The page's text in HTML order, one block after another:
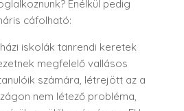
Enélkül pedig
cáfolható:
iskolák tanrendi keretek
megfelelő vallásos
számára, létrejött az a
nem létező probléma,